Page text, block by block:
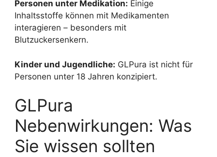
Personen unter Medikation: Einige
Inhaltsstoffe können mit Medikamenten
interagieren – besonders mit
Blutzuckersenkern.
Kinder und Jugendliche: GLPura ist nicht für
Personen unter 18 Jahren konzipiert.
GLPura
Nebenwirkungen: Was
Sie wissen sollten